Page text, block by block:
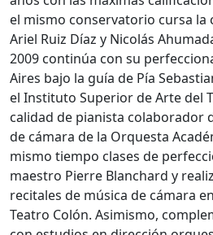
el mismo conservatorio cursa la
Ariel Ruiz Díaz y Nicolás
2009 continúa con su
Aires bajo la guía de Pía
el Instituto Superior de Arte del
calidad de pianista colaborador
de cámara de la Orquesta
mismo tiempo clases de
maestro Pierre Blanchard y
recitales de música de cámara
Teatro Colón. Asimismo,